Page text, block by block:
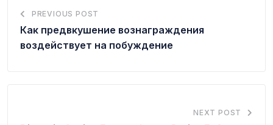
PREVIOUS POST
Как предвкушение вознаграждения
воздействует на побуждение
NEXT POST